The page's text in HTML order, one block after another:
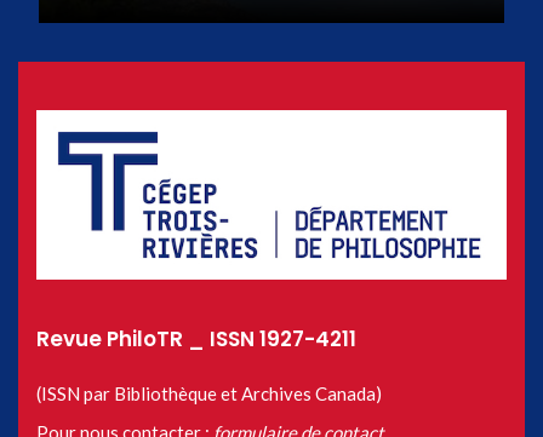
Revue PhiloTR _ ISSN 1927-4211
(ISSN par Bibliothèque et Archives Canada)
Pour nous contacter : formulaire de contact